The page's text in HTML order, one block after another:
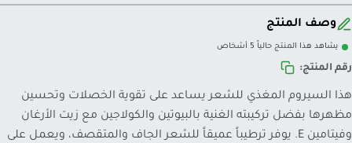
وصف المنتج
يشاهد هذا المنتج حالياً 5 أشخاص
رقم المنتج:
هذا السيروم المغذي للشعر يساعد على تقوية الخصلات وتحسين
مظهرها بفضل تركيبته الغنية بالبيوتين والكولاجين مع زيت الأرغان
وفيتامين E. يوفر ترطيباً عميقاً للشعر الجاف والمتقصف، ويعمل على